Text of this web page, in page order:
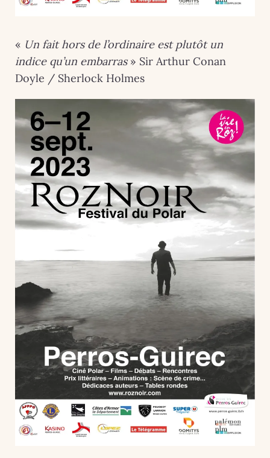
« Un fait hors de l’ordinaire est plutôt un
indice qu’un embarras» Sir Arthur Conan
Doyle / Sherlock Holmes